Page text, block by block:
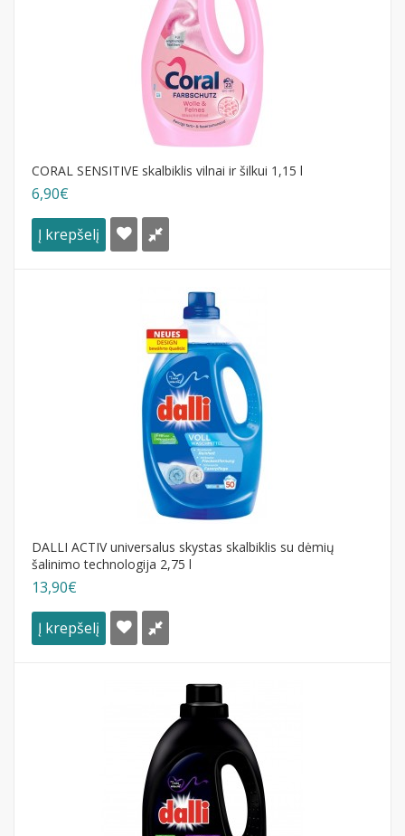
CORAL SENSITIVE skalbiklis vilnai ir šilkui 1,15 l
6,90€
Į krepšelį
DALLI ACTIV universalus skystas skalbiklis su dėmių
šalinimo technologija 2,75 l
13,90€
Į krepšelį